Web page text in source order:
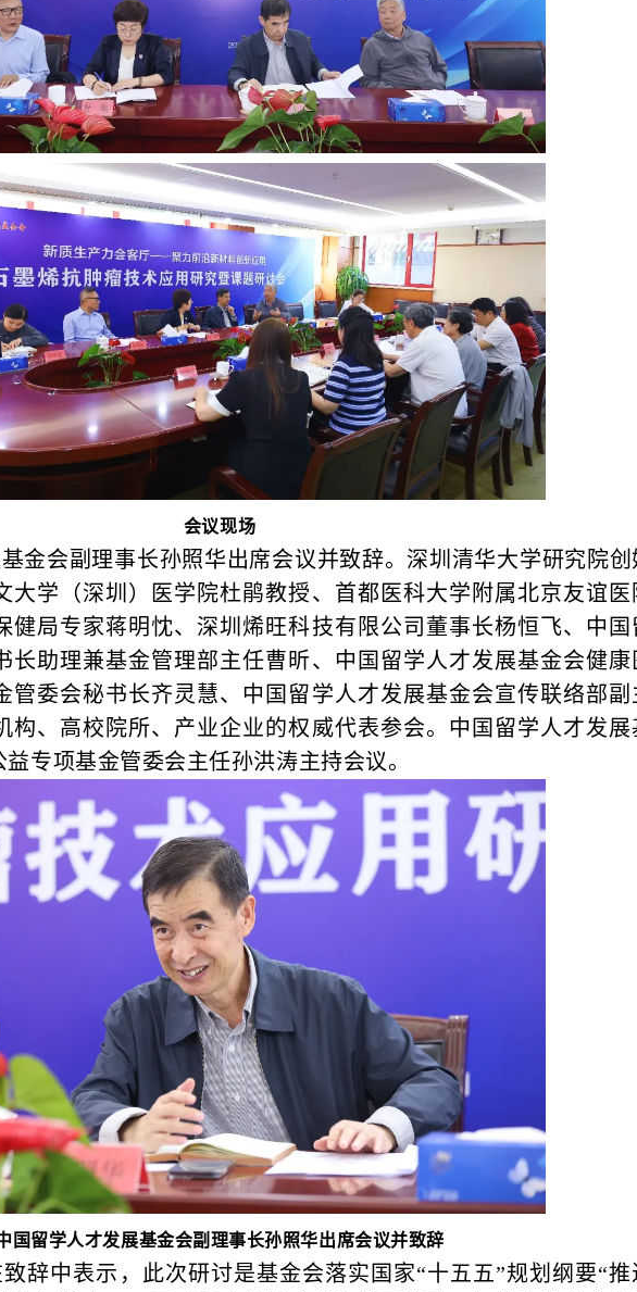
会议现场
金会副理事长孙照华出席会议并致辞。深圳清华大学研究院创
大学（深圳）医学院杜鹃教授、首都医科大学附属北京友谊医
健局专家蒋明忱、深圳烯旺科技有限公司董事长杨恒飞、中国
长助理兼基金管理部主任曹昕、中国留学人才发展基金会健康
管委会秘书长齐灵慧、中国留学人才发展基金会宣传联络部副
构、高校院所、产业企业的权威代表参会。中国留学人才发展
专项基金管委会主任孙洪涛主持会议。
国留学人才发展基金会副理事长孙照华出席会议并致辞
辞中表示，此次研讨是基金会落实国家“十五五”规划纲要“推